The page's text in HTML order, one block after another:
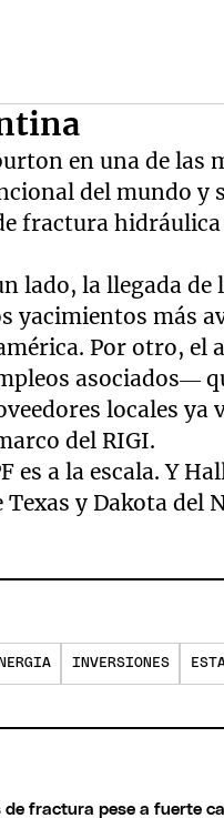
en una de las
del mundo y
fractura hidráulica
lado, la llegada de
yacimientos más
Por otro, el
asociados—
locales ya
del RIGI.
es a la escala. Y
y Dakota del
INVERSIONES
fractura pese a fuerte